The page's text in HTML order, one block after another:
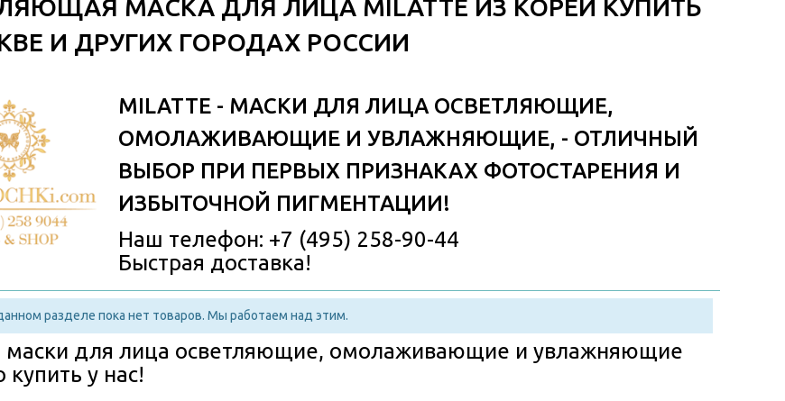
МАСКА ДЛЯ ЛИЦА MILATTE ИЗ КОРЕИ КУПИТЬ
И ДРУГИХ ГОРОДАХ РОССИИ
MILATTE - МАСКИ ДЛЯ ЛИЦА ОСВЕТЛЯЮЩИЕ,
ОМОЛАЖИВАЮЩИЕ И УВЛАЖНЯЮЩИЕ, - ОТЛИЧНЫЙ
ВЫБОР ПРИ ПЕРВЫХ ПРИЗНАКАХ ФОТОСТАРЕНИЯ И
ИЗБЫТОЧНОЙ ПИГМЕНТАЦИИ!
Наш телефон: +7 (495) 258-90-44
Быстрая доставка!
разделе пока нет товаров. Мы работаем над этим.
маски для лица осветляющие, омолаживающие и увлажняющие
у нас!